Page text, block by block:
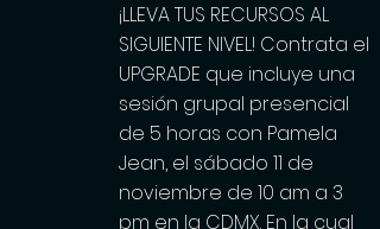
¡LLEVA TUS RECURSOS AL
SIGUIENTE NIVEL! Contrata el
UPGRADE que incluye una
sesión grupal presencial
de 5 horas con Pamela
Jean, el sábado 11 de
noviembre de 10 am a 3
pm en la CDMX. En la cual